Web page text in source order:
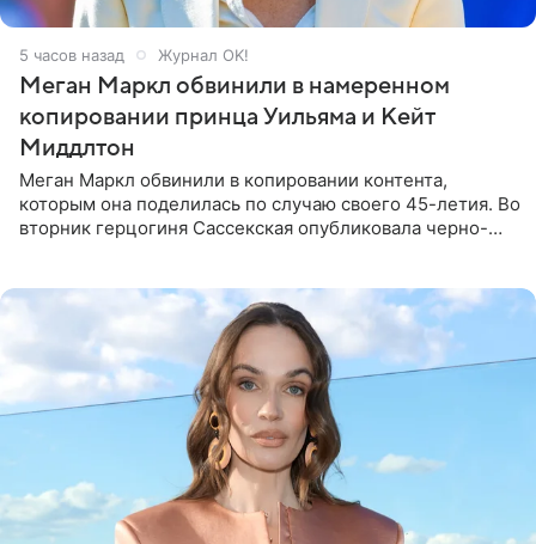
5 часов назад Журнал OK!
Меган Маркл обвинили в намеренном
копировании принца Уильяма и Кейт
Миддлтон
Меган Маркл обвинили в копировании контента,
которым она поделилась по случаю своего 45-летия. Во
вторник герцогиня Сассекская опубликовала черно-